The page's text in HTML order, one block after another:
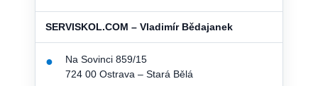
SERVISKOL.COM – Vladimír Bědajanek
●
Na Sovinci 859/15
724 00 Ostrava – Stará Bělá